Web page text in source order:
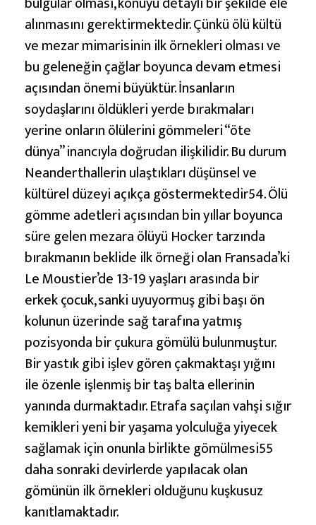
alınmasını gerektirmektedir. Çünkü ölü kültü
ve mezar mimarisinin ilk örnekleri olması ve
bu geleneğin çağlar boyunca devam etmesi
açısından önemi büyüktür. İnsanların
soydaşlarını öldükleri yerde bırakmaları
yerine onların ölülerini gömmeleri “öte
dünya” inancıyla doğrudan ilişkilidir. Bu durum
Neanderthallerin ulaştıkları düşünsel ve
kültürel düzeyi açıkça göstermektedir54. Ölü
gömme adetleri açısından bin yıllar boyunca
süre gelen mezara ölüyü Hocker tarzında
bırakmanın beklide ilk örneği olan Fransada’ki
Le Moustier’de 13-19 yaşları arasında bir
erkek çocuk, sanki uyuyormuş gibi başı ön
kolunun üzerinde sağ tarafına yatmış
pozisyonda bir çukura gömülü bulunmuştur.
Bir yastık gibi işlev gören çakmaktaşı yığını
ile özenle işlenmiş bir taş balta ellerinin
yanında durmaktadır. Etrafa saçılan vahşi sığır
kemikleri yeni bir yaşama yolculuğa yiyecek
sağlamak için onunla birlikte gömülmesi55
daha sonraki devirlerde yapılacak olan
gömünün ilk örnekleri olduğunu kuşkusuz
kanıtlamaktadır.